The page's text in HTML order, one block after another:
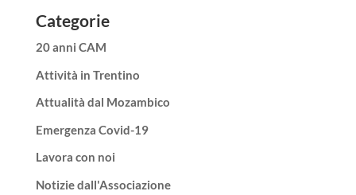
Categorie
20 anni CAM
Attività in Trentino
Attualità dal Mozambico
Emergenza Covid-19
Lavora con noi
Notizie dall'Associazione